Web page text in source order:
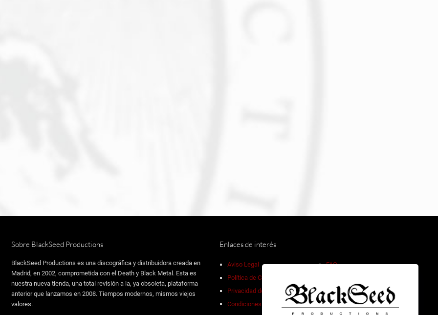
Sobre BlackSeed Productions
BlackSeed Productions es una discográfica y distribuidora creada en
Madrid, en 2002, comprometida con el Death y Black Metal. Esta es
nuestra nueva tienda, una total revisión a la, ya obsoleta, plataforma
anterior que lanzamos en 2008. Tiempos modernos, mismos viejos
valores.
Enlaces de interés
Aviso Legal
Política de Cookies
Privacidad de Datos
Condiciones de Venta
FAQ
Descuentos por volumen
Contacto